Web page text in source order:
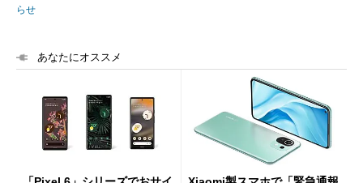
らせ
あなたにオススメ